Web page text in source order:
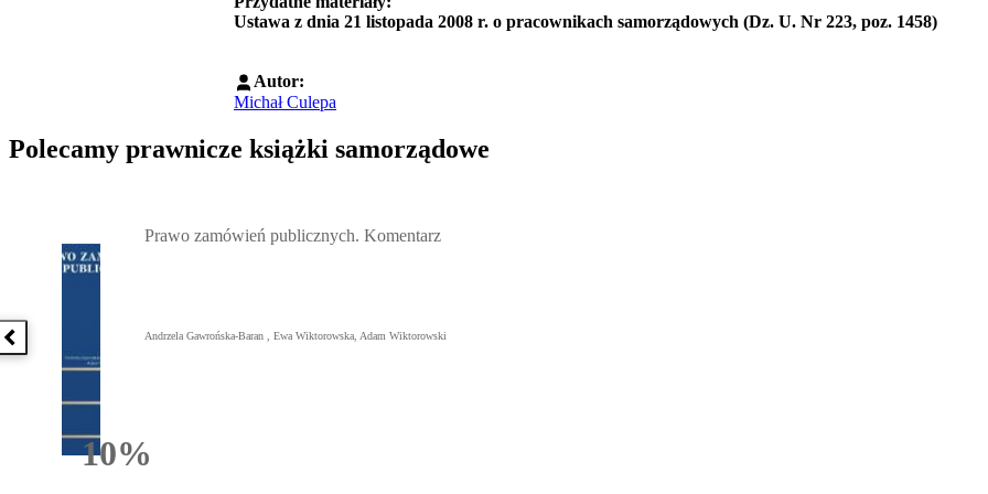
Ustawa z dnia 21 listopada 2008 r. o pracownikach samorządowych (Dz. U. Nr 223, poz. 1458)
Autor:
Michał Culepa
Polecamy prawnicze książki samorządowe
Poprzednia książka
10%Rabatu
Prawo zamówień publicznych. Komentarz
Andrzela Gawrońska-Baran , Ewa Wiktorowska, Adam Wiktorowski